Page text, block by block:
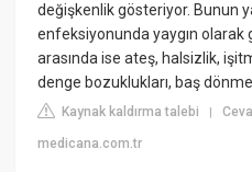
değişkenlik gösteriyor. Bunun
enfeksiyonunda yaygın
arasında ise ateş, halsizlik,
denge bozuklukları, baş
Kaynak kaldırma talebi |
medicana.com.tr